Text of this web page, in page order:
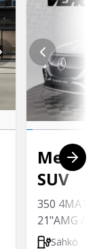
SUV
350
21"AMG /
Sähkö